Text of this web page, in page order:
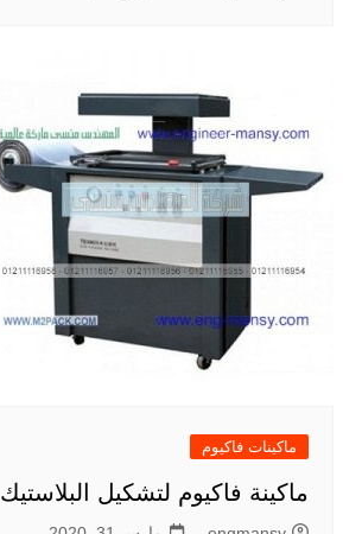
ماكينات فاكيوم
ماكينة فاكيوم لتشكيل البلاستيك